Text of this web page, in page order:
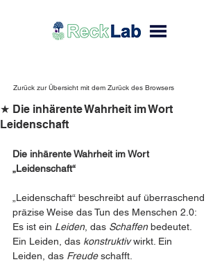
Zurück zur Übersicht mit dem Zurück des Browsers
★ Die inhärente Wahrheit im Wort
Leidenschaft
Die inhärente Wahrheit im Wort
„Leidenschaft“
„Leidenschaft“ beschreibt auf überraschend
präzise Weise das Tun des Menschen 2.0:
Es ist ein Leiden, das Schaffen bedeutet.
Ein Leiden, das konstruktiv wirkt. Ein
Leiden, das Freude schafft.